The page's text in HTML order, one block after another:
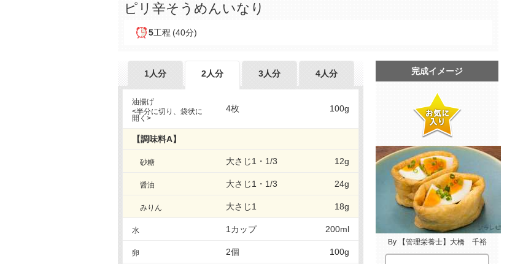
ピリ辛そうめんいなり
5工程 (40分)
1人分 2人分 3人分 4人分
油揚げ
<半分に切り、袋状に
開く>
4枚 100g
【調味料A】
砂糖 大さじ1・1/3 12g
醤油 大さじ1・1/3 24g
みりん 大さじ1 18g
水 1カップ 200ml
卵 2個 100g
完成イメージ
By 【管理栄養士】大橋 千裕